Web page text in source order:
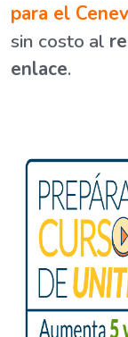
para el
sin costo al
enlace.